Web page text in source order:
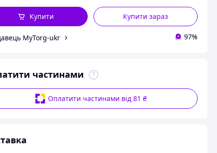
Купити зараз
Купити
MyTorg-ukr 97%
частинами
Оплатити частинами від 81 ₴